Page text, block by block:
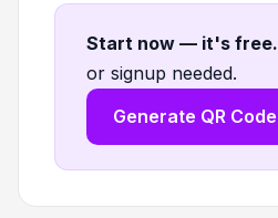
Start now — it's free.
or signup needed.
Generate QR Code